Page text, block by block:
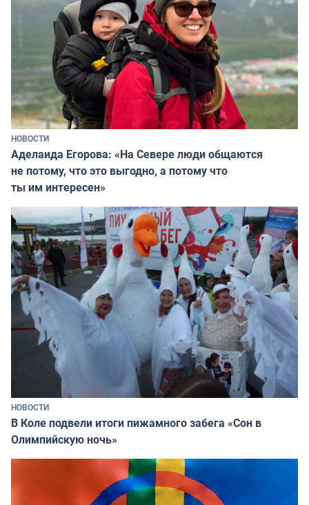
НОВОСТИ
Аделаида Егорова: «На Севере люди общаются
не потому, что это выгодно, а потому что
ты им интересен»
НОВОСТИ
В Коле подвели итоги пижамного забега «Сон в
Олимпийскую ночь»